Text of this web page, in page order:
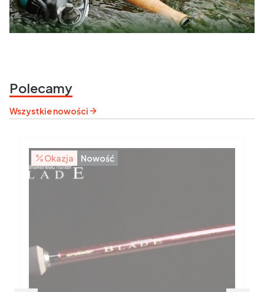
Polecamy
Wszystkie nowości
Okazja Nowość